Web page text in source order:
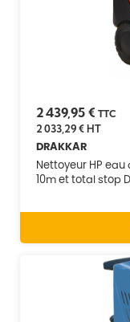
2 439,95 € TTC
2 033,29 €HT
DRAKKAR
Nettoyeur HP
10m et total stop